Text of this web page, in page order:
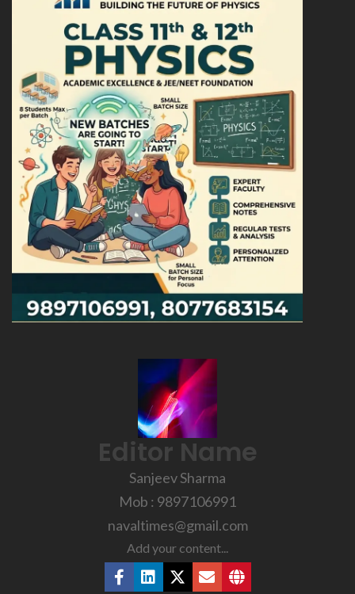
Editor Name
Sanjeev Sharma
Mob : 9897106991
navaltimes@gmail.com
Add your content...